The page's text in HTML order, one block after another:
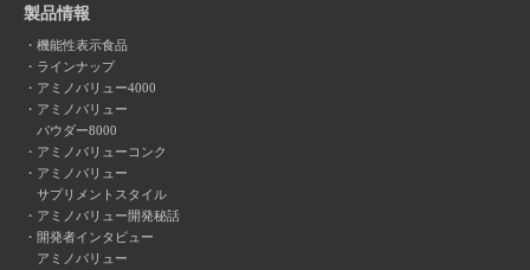
製品情報
機能性表示食品
ラインナップ
アミノバリュー4000
アミノバリュー
パウダー8000
アミノバリューコンク
アミノバリュー
サプリメントスタイル
アミノバリュー開発秘話
開発者インタビュー
アミノバリュー